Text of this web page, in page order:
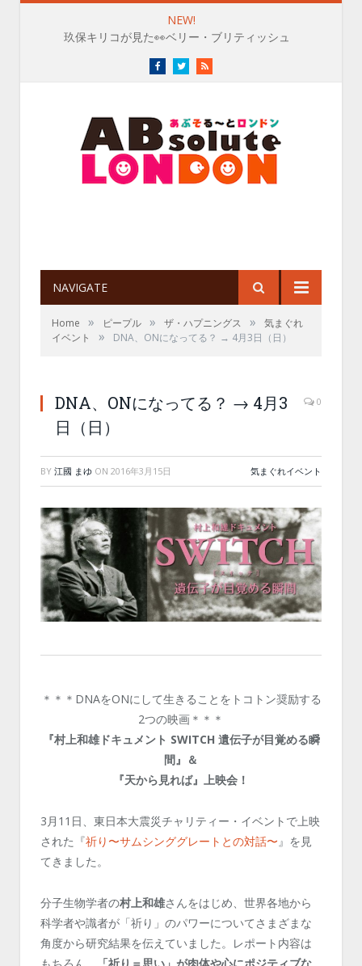
NEW!
玖保キリコが見た👀ベリー・ブリティッシュ
FacebookTwitterRSS
NAVIGATE
Home » ピープル » ザ・ハプニングス »
気まぐれ
イベント
» DNA、ONになってる？ → 4月3日（日）
DNA、ONになってる？ → 4月3
日（日）
0
BY 江國 まゆ ON 2016年3月15日 気まぐれイベント
＊＊＊DNAをONにして生きることをトコトン奨励する
2つの映画＊＊＊
『村上和雄ドキュメント SWITCH 遺伝子が目覚める瞬
間』＆
『天から見れば』上映会！
3月11日、東日本大震災チャリティー・イベントで上映
された『祈り〜サムシンググレートとの対話〜 』を見
てきました。
分子生物学者の村上和雄さんをはじめ、世界各地から
科学者や識者が「祈り」のパワーについてさまざまな
角度から研究結果を伝えていました。レポート内容は
もちろん、
「祈り＝思い」が肉体や心にポジティブな